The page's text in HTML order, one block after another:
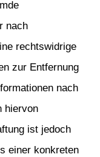
nach
rechtswidrige
zur Entfernung
nach
hiervon
ist jedoch
einer konkreten